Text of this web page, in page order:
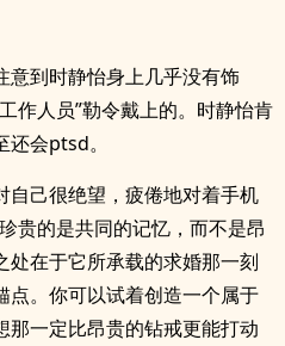
意到时静怡身上几乎没有饰
作人员”勒令戴上的。时静怡肯
会ptsd。
自己很绝望，疲倦地对着手机
贵的是共同的记忆，而不是昂
在于它所承载的求婚那一刻
点。你可以试着创造一个属于
一定比昂贵的钻戒更能打动